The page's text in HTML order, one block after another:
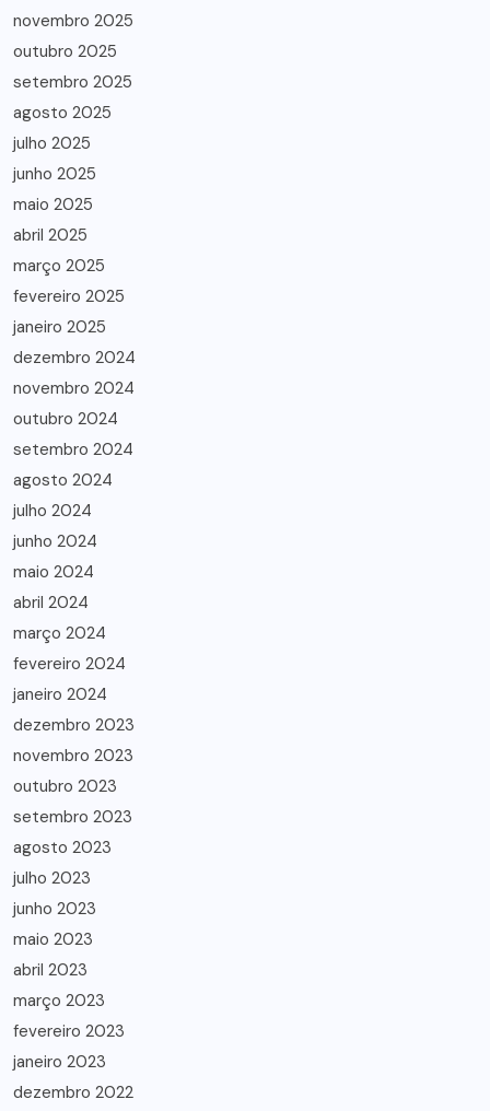
novembro 2025
outubro 2025
setembro 2025
agosto 2025
julho 2025
junho 2025
maio 2025
abril 2025
março 2025
fevereiro 2025
janeiro 2025
dezembro 2024
novembro 2024
outubro 2024
setembro 2024
agosto 2024
julho 2024
junho 2024
maio 2024
abril 2024
março 2024
fevereiro 2024
janeiro 2024
dezembro 2023
novembro 2023
outubro 2023
setembro 2023
agosto 2023
julho 2023
junho 2023
maio 2023
abril 2023
março 2023
fevereiro 2023
janeiro 2023
dezembro 2022